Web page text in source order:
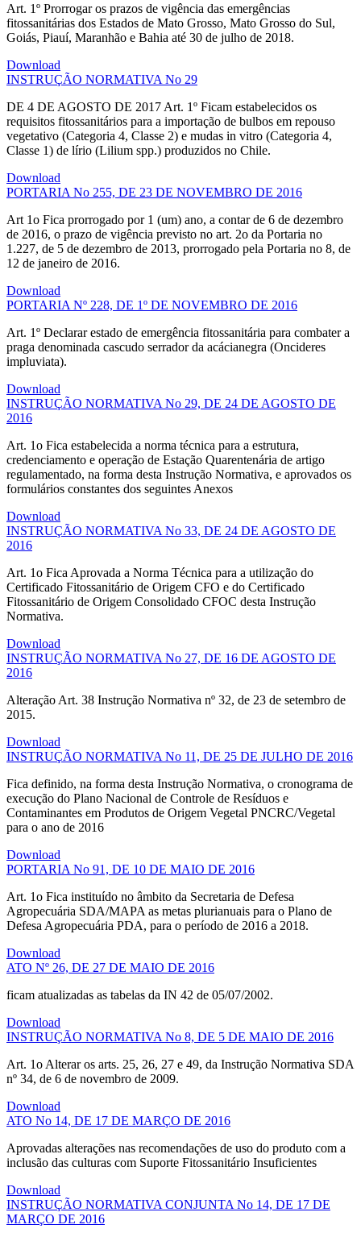
Art. 1º Prorrogar os prazos de vigência das emergências
fitossanitárias dos Estados de Mato Grosso, Mato Grosso do Sul,
Goiás, Piauí, Maranhão e Bahia até 30 de julho de 2018.
Download
INSTRUÇÃO NORMATIVA No 29
DE 4 DE AGOSTO DE 2017 Art. 1º Ficam estabelecidos os
requisitos fitossanitários para a importação de bulbos em repouso
vegetativo (Categoria 4, Classe 2) e mudas in vitro (Categoria 4,
Classe 1) de lírio (Lilium spp.) produzidos no Chile.
Download
PORTARIA No 255, DE 23 DE NOVEMBRO DE 2016
Art 1o Fica prorrogado por 1 (um) ano, a contar de 6 de dezembro
de 2016, o prazo de vigência previsto no art. 2o da Portaria no
1.227, de 5 de dezembro de 2013, prorrogado pela Portaria no 8, de
12 de janeiro de 2016.
Download
PORTARIA Nº 228, DE 1º DE NOVEMBRO DE 2016
Art. 1º Declarar estado de emergência fitossanitária para combater a
praga denominada cascudo serrador da acácianegra (Oncideres
impluviata).
Download
INSTRUÇÃO NORMATIVA No 29, DE 24 DE AGOSTO DE
2016
Art. 1o Fica estabelecida a norma técnica para a estrutura,
credenciamento e operação de Estação Quarentenária de artigo
regulamentado, na forma desta Instrução Normativa, e aprovados os
formulários constantes dos seguintes Anexos
Download
INSTRUÇÃO NORMATIVA No 33, DE 24 DE AGOSTO DE
2016
Art. 1o Fica Aprovada a Norma Técnica para a utilização do
Certificado Fitossanitário de Origem CFO e do Certificado
Fitossanitário de Origem Consolidado CFOC desta Instrução
Normativa.
Download
INSTRUÇÃO NORMATIVA No 27, DE 16 DE AGOSTO DE
2016
Alteração Art. 38 Instrução Normativa nº 32, de 23 de setembro de
2015.
Download
INSTRUÇÃO NORMATIVA No 11, DE 25 DE JULHO DE 2016
Fica definido, na forma desta Instrução Normativa, o cronograma de
execução do Plano Nacional de Controle de Resíduos e
Contaminantes em Produtos de Origem Vegetal PNCRC/Vegetal
para o ano de 2016
Download
PORTARIA No 91, DE 10 DE MAIO DE 2016
Art. 1o Fica instituído no âmbito da Secretaria de Defesa
Agropecuária SDA/MAPA as metas plurianuais para o Plano de
Defesa Agropecuária PDA, para o período de 2016 a 2018.
Download
ATO Nº 26, DE 27 DE MAIO DE 2016
ficam atualizadas as tabelas da IN 42 de 05/07/2002.
Download
INSTRUÇÃO NORMATIVA No 8, DE 5 DE MAIO DE 2016
Art. 1o Alterar os arts. 25, 26, 27 e 49, da Instrução Normativa SDA
nº 34, de 6 de novembro de 2009.
Download
ATO No 14, DE 17 DE MARÇO DE 2016
Aprovadas alterações nas recomendações de uso do produto com a
inclusão das culturas com Suporte Fitossanitário Insuficientes
Download
INSTRUÇÃO NORMATIVA CONJUNTA No 14, DE 17 DE
MARÇO DE 2016